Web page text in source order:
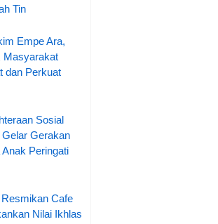
Tin
Empe Ara,
Masyarakat
dan Perkuat
Sosial
Gelar Gerakan
Anak Peringati
Cafe
Nilai Ikhlas